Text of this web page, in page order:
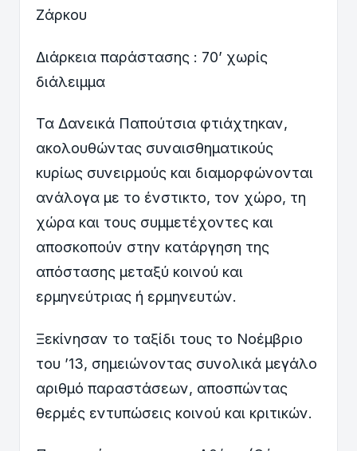
Ζάρκου
Διάρκεια παράστασης : 70’ χωρίς
διάλειμμα
Τα Δανεικά Παπούτσια φτιάχτηκαν,
ακολουθώντας συναισθηματικούς
κυρίως συνειρμούς και διαμορφώνονται
ανάλογα με το ένστικτο, τον χώρο, τη
χώρα και τους συμμετέχοντες και
αποσκοπούν στην κατάργηση της
απόστασης μεταξύ κοινού και
ερμηνεύτριας ή ερμηνευτών.
Ξεκίνησαν το ταξίδι τους το Νοέμβριο
του ’13, σημειώνοντας συνολικά μεγάλο
αριθμό παραστάσεων, αποσπώντας
θερμές εντυπώσεις κοινού και κριτικών.